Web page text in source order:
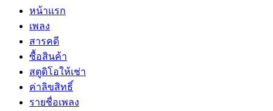
หน้าแรก
เพลง
สารคดี
ซื้อสินค้า
สตูดิโอให้เช่า
ค่าลิขสิทธิ์
รายชื่อเพลง